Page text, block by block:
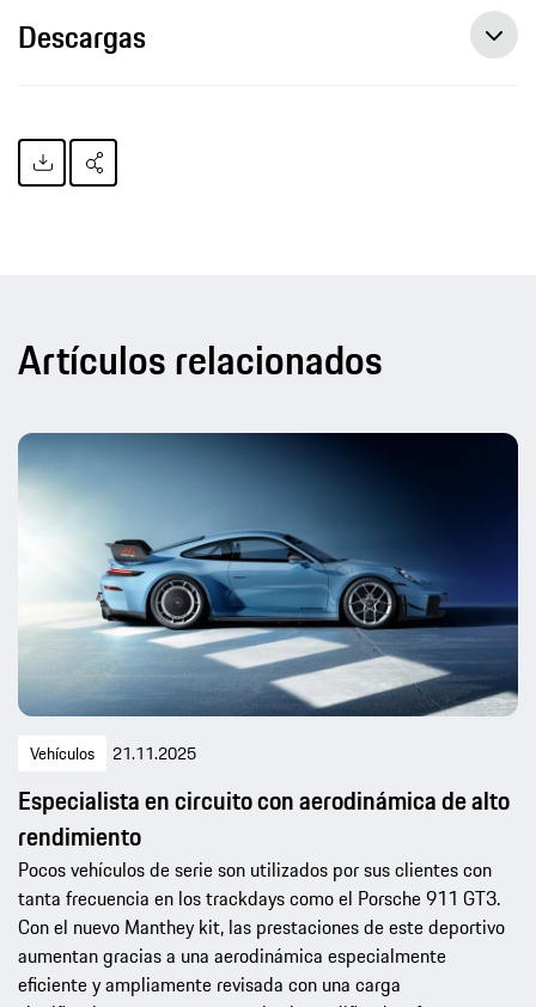
Descargas
Artículos relacionados
Vehículos 21.11.2025
Especialista en circuito con aerodinámica de alto
rendimiento
Pocos vehículos de serie son utilizados por sus clientes con
tanta frecuencia en los trackdays como el Porsche 911 GT3.
Con el nuevo Manthey kit, las prestaciones de este deportivo
aumentan gracias a una aerodinámica especialmente
eficiente y ampliamente revisada con una carga